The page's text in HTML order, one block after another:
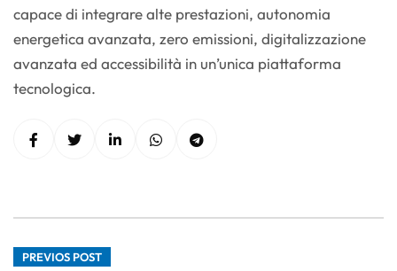
capace di integrare alte prestazioni, autonomia
energetica avanzata, zero emissioni, digitalizzazione
avanzata ed accessibilità in un’unica piattaforma
tecnologica.
PREVIOS POST